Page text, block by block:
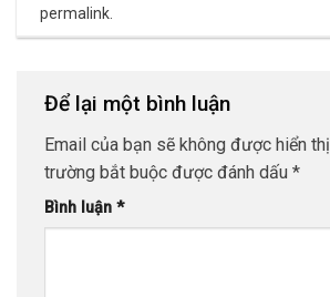
permalink.
Để lại một bình luận
Email của bạn sẽ không được hiển
trường bắt buộc được đánh dấu *
Bình luận *